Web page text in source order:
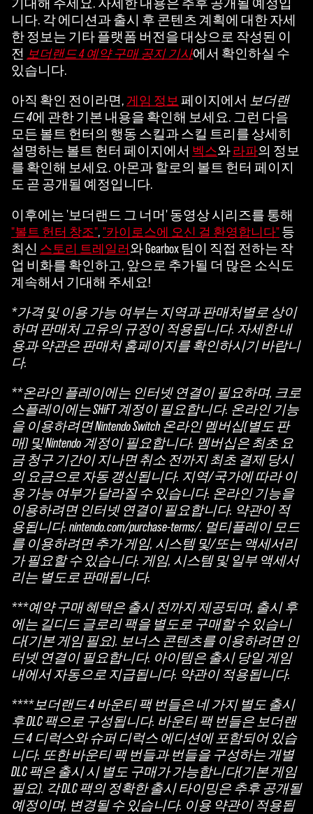
기대해 주세요. 자세한 내용은 추후 공개될 예정입
니다. 각 에디션과 출시 후 콘텐츠 계획에 대한 자세
한 정보는 기타 플랫폼 버전을 대상으로 작성된 이
전 보더랜드 4 예약 구매 공지 기사에서 확인하실 수
있습니다.
아직 확인 전이라면, 게임 정보 페이지에서 보더랜
드 4에 관한 기본 내용을 확인해 보세요. 그런 다음
모든 볼트 헌터의 행동 스킬과 스킬 트리를 상세히
설명하는 볼트 헌터 페이지에서 벡스와 라파의 정보
를 확인해 보세요. 아몬과 할로의 볼트 헌터 페이지
도 곧 공개될 예정입니다.
이후에는 '보더랜드 그 너머' 동영상 시리즈를 통해
"볼트 헌터 창조", "카이로스에 오신 걸 환영합니다" 등
최신 스토리 트레일러 와 Gearbox 팀이 직접 전하는 작
업 비화를 확인하고, 앞으로 추가될 더 많은 소식도
계속해서 기대해 주세요!
*가격 및 이용 가능 여부는 지역과 판매처별로 상이
하며 판매처 고유의 규정이 적용됩니다. 자세한 내
용과 약관은 판매처 홈페이지를 확인하시기 바랍니
다.
**온라인 플레이에는 인터넷 연결이 필요하며, 크로
스플레이에는 SHiFT 계정이 필요합니다. 온라인 기능
을 이용하려면 Nintendo Switch 온라인 멤버십(별도 판
매) 및 Nintendo 계정이 필요합니다. 멤버십은 최초 요
금 청구 기간이 지나면 취소 전까지 최초 결제 당시
의 요금으로 자동 갱신됩니다. 지역/국가에 따라 이
용 가능 여부가 달라질 수 있습니다. 온라인 기능을
이용하려면 인터넷 연결이 필요합니다. 약관이 적
용됩니다. nintendo.com/purchase-terms/. 멀티플레이 모드
를 이용하려면 추가 게임, 시스템 및/또는 액세서리
가 필요할 수 있습니다. 게임, 시스템 및 일부 액세서
리는 별도로 판매됩니다.
***예약 구매 혜택은 출시 전까지 제공되며, 출시 후
에는 길디드 글로리 팩을 별도로 구매할 수 있습니
다(기본 게임 필요). 보너스 콘텐츠를 이용하려면 인
터넷 연결이 필요합니다. 아이템은 출시 당일 게임
내에서 자동으로 지급됩니다. 약관이 적용됩니다.
****보더랜드 4 바운티 팩 번들은 네 가지 별도 출시
후 DLC 팩으로 구성됩니다. 바운티 팩 번들은 보더랜
드 4 디럭스와 슈퍼 디럭스 에디션에 포함되어 있습
니다. 또한 바운티 팩 번들과 번들을 구성하는 개별
DLC 팩은 출시 시 별도 구매가 가능합니다(기본 게임
필요). 각 DLC 팩의 정확한 출시 타이밍은 추후 공개될
예정이며, 변경될 수 있습니다. 이용 약관이 적용됩